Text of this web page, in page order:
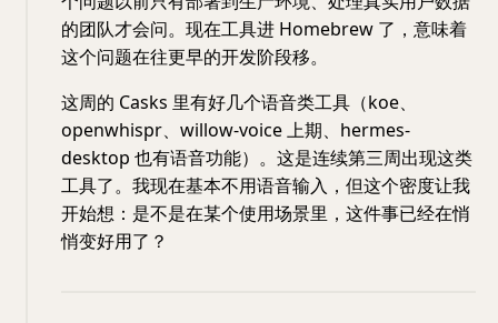
的团队才会问。现在工具进 Homebrew 了，意味着
这个问题在往更早的开发阶段移。
这周的 Casks 里有好几个语音类工具（koe、
openwhispr、willow-voice 上期、hermes-
desktop 也有语音功能）。这是连续第三周出现这类
工具了。我现在基本不用语音输入，但这个密度让我
开始想：是不是在某个使用场景里，这件事已经在悄
悄变好用了？